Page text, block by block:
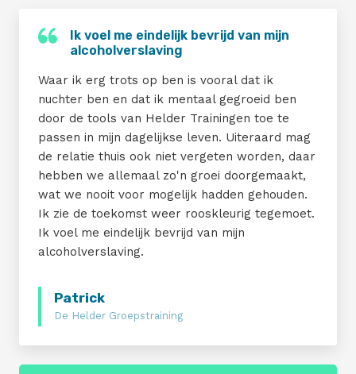
Ik voel me eindelijk bevrijd van mijn
alcoholverslaving
Waar ik erg trots op ben is vooral dat ik
nuchter ben en dat ik mentaal gegroeid ben
door de tools van Helder Trainingen toe te
passen in mijn dagelijkse leven. Uiteraard mag
de relatie thuis ook niet vergeten worden, daar
hebben we allemaal zo'n groei doorgemaakt,
wat we nooit voor mogelijk hadden gehouden.
Ik zie de toekomst weer rooskleurig tegemoet.
Ik voel me eindelijk bevrijd van mijn
alcoholverslaving.
Patrick
De Helder Groepstraining